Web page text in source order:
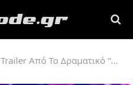
Trailer Από Το Δραματικό “Anora”